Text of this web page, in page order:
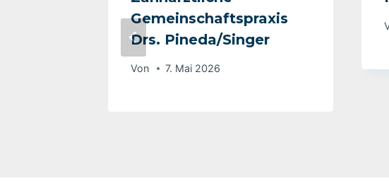
Gemeinschaftspraxis
Drs. Pineda/Singer
Von 7. Mai 2026